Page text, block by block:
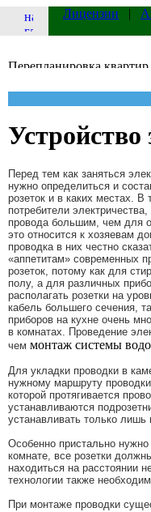
Лицензии |
Устройство
Перед тем как заняться
нужно определиться и
розеток и в каких местах.
потребители
провода большим, чем для
это относится к хозяевам
проводка в них честно
«аппетитам» современных
розеток, потому как для
полу, а для различных
располагать розетки на
кабель большего сечения,
приборов на кухне очень
в комнатах. Проведение
чем монтаж системы
Для укладки проводки в
нужному маршруту
которой протягивается
устанавливаются
устанавливать только лишь
Особенно пристально
комнате, все розетки
находиться на расстоянии
технологии также
При монтаже проводки